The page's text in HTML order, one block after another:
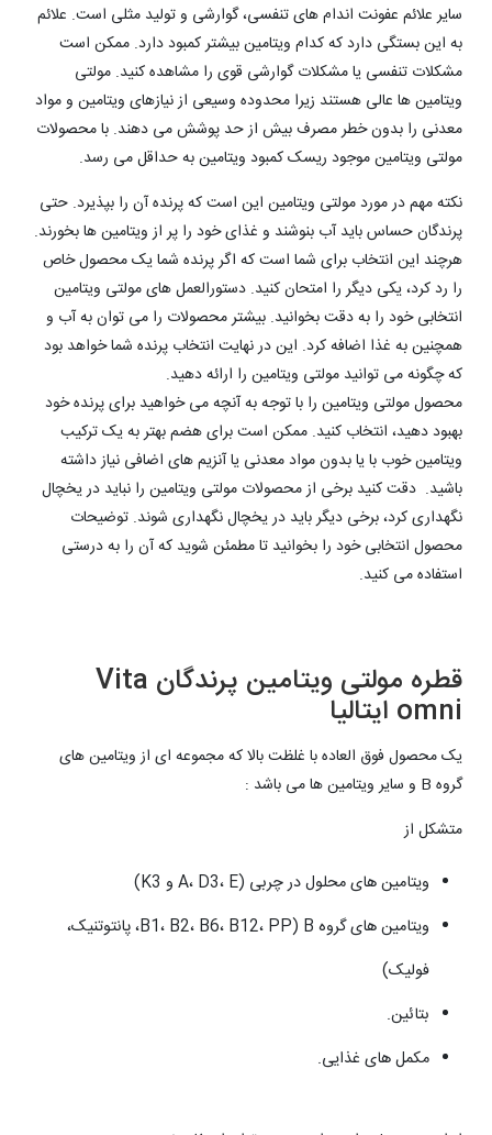
سایر علائم عفونت اندام های تنفسی، گوارشی و تولید مثلی است. علائم
به این بستگی دارد که کدام ویتامین بیشتر کمبود دارد. ممکن است
مشکلات تنفسی یا مشکلات گوارشی قوی را مشاهده کنید. مولتی
ویتامین ها عالی هستند زیرا محدوده وسیعی از نیازهای ویتامین و مواد
معدنی را بدون خطر مصرف بیش از حد پوشش می دهند. با محصولات
مولتی ویتامین موجود ریسک کمبود ویتامین به حداقل می رسد.
نکته مهم در مورد مولتی ویتامین این است که پرنده آن را بپذیرد. حتی
پرندگان حساس باید آب بنوشند و غذای خود را پر از ویتامین ها بخورند.
هرچند این انتخاب برای شما است که اگر پرنده شما یک محصول خاص
را رد کرد، یکی دیگر را امتحان کنید. دستورالعمل های مولتی ویتامین
انتخابی خود را به دقت بخوانید. بیشتر محصولات را می توان به آب و
همچنین به غذا اضافه کرد. این در نهایت انتخاب پرنده شما خواهد بود
که چگونه می توانید مولتی ویتامین را ارائه دهید.
محصول مولتی ویتامین را با توجه به آنچه می خواهید برای پرنده خود
بهبود دهید، انتخاب کنید. ممکن است برای هضم بهتر به یک ترکیب
ویتامین خوب با یا بدون مواد معدنی یا آنزیم های اضافی نیاز داشته
باشید. دقت کنید برخی از محصولات مولتی ویتامین را نباید در یخچال
نگهداری کرد، برخی دیگر باید در یخچال نگهداری شوند. توضیحات
محصول انتخابی خود را بخوانید تا مطمئن شوید که آن را به درستی
استفاده می کنید.
قطره مولتی ویتامین پرندگان Vita
omni ایتالیا
یک محصول فوق العاده با غلظت بالا که مجموعه ای از ویتامین های
گروه B و سایر ویتامین ها می باشد :
متشکل از
ویتامین های محلول در چربی (A، D3، E و K3)
ویتامین های گروه B (B1، B2، B6، B12، PP، پانتوتنیک،
فولیک)
بتائین.
مکمل های غذایی.